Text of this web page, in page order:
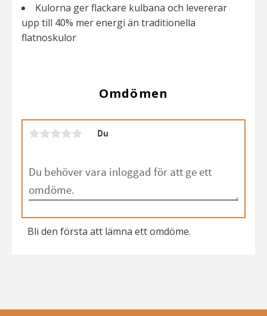
Kulorna ger flackare kulbana och levererar
upp till 40% mer energi än traditionella
flatnoskulor
Omdömen
Du
Bli den första att lämna ett omdöme.